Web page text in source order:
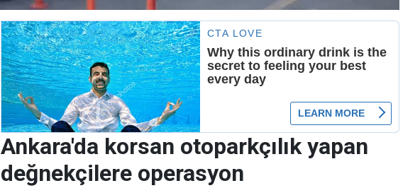
Ankara'da korsan otoparkçılık yapan
değnekçilere operasyon